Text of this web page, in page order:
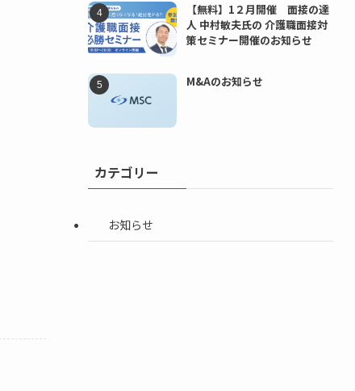
【無料】1２月開催 面接の達
人 中村敏夫氏の 介護職面接対
策セミナー開催のお知らせ
M&Aのお知らせ
カテゴリー
お知らせ